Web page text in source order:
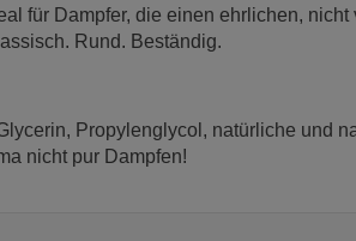
für Dampfer, die einen ehrlichen,
Rund. Beständig.
Propylenglycol, natürliche und
nicht pur Dampfen!